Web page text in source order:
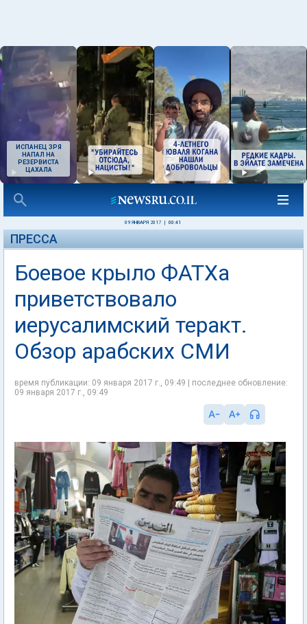
ИСПАНЕЦ ЗРЯ
НАПАЛ НА
РЕЗЕРВИСТА
ЦАХАЛА
09 ЯНВАРЯ 2017 00:41
ПРЕССА
Боевое крыло ФАТХа
приветствовало
иерусалимский теракт.
Обзор арабских СМИ
время публикации: 09 января 2017 г., 09:49 | последнее обновление:
09 января 2017 г., 09:49